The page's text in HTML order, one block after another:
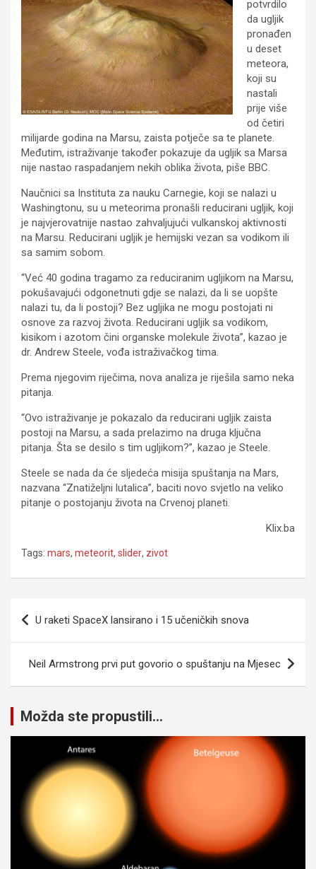
potvrdilo
da ugljik
pronađen
u deset
meteora,
koji su
nastali
prije više
od četiri
milijarde godina na Marsu, zaista potječe sa te planete.
Međutim, istraživanje također pokazuje da ugljik sa Marsa
nije nastao raspadanjem nekih oblika života, piše BBC.
Naučnici sa Instituta za nauku Carnegie, koji se nalazi u
Washingtonu, su u meteorima pronašli reducirani ugljik, koji
je najvjerovatnije nastao zahvaljujući vulkanskoj aktivnosti
na Marsu. Reducirani ugljik je hemijski vezan sa vodikom ili
sa samim sobom.
“Već 40 godina tragamo za reduciranim ugljikom na Marsu,
pokušavajući odgonetnuti gdje se nalazi, da li se uopšte
nalazi tu, da li postoji? Bez ugljika ne mogu postojati ni
osnove za razvoj života. Reducirani ugljik sa vodikom,
kisikom i azotom čini organske molekule života”, kazao je
dr. Andrew Steele, vođa istraživačkog tima.
Prema njegovim riječima, nova analiza je riješila samo neka
pitanja.
“Ovo istraživanje je pokazalo da reducirani ugljik zaista
postoji na Marsu, a sada prelazimo na druga ključna
pitanja. Šta se desilo s tim ugljikom?”, kazao je Steele.
Steele se nada da će sljedeća misija spuštanja na Mars,
nazvana “Znatiželjni lutalica”, baciti novo svjetlo na veliko
pitanje o postojanju života na Crvenoj planeti.
Klix.ba
Tags: mars, meteorit, slider, zivot
Navigacija
članaka
U raketi SpaceX lansirano i 15 učeničkih snova
Neil Armstrong prvi put govorio o spuštanju na Mjesec
Možda ste propustili...